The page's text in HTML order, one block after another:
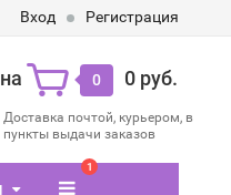
Вход Регистрация
0 0 руб.
Доставка почтой, курьером, в
пункты выдачи заказов
1